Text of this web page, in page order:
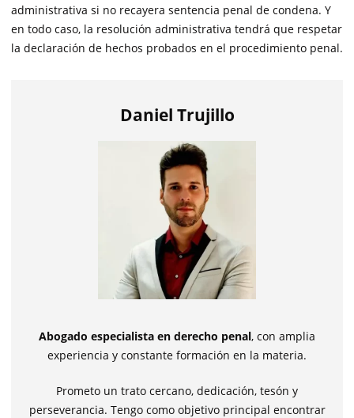
administrativa si no recayera sentencia penal de condena. Y
en todo caso, la resolución administrativa tendrá que respetar
la declaración de hechos probados en el procedimiento penal.
Daniel Trujillo
Abogado especialista en derecho penal, con amplia
experiencia y constante formación en la materia.
Prometo un trato cercano, dedicación, tesón y
perseverancia. Tengo como objetivo principal encontrar